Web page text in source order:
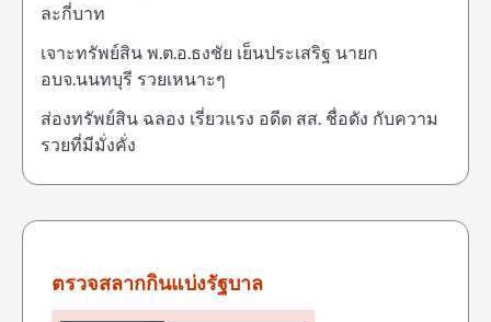
ละกี่บาท
เจาะทรัพย์สิน พ.ต.อ.ธงชัย เย็นประเสริฐ นายก
อบจ.นนทบุรี รวยเหนาะๆ
ส่องทรัพย์สิน ฉลอง เรี่ยวแรง อดีต สส. ชื่อดัง กับความ
รวยที่มีมั่งคั่ง